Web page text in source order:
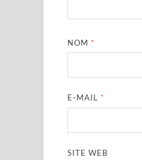
NOM *
E-MAIL *
SITE WEB